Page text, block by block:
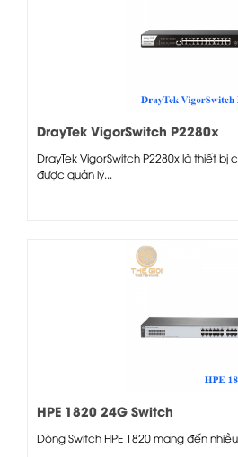
DrayTek VigorSwitch P2280x
DrayTek VigorSwitch P2280x là thiết bị
được quản lý...
HPE 1820 24G Switch
Dòng Switch HPE 1820 mang đến